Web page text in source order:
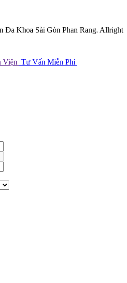
Đa Khoa Sài Gòn Phan Rang. Allright
Viện Tư Vấn Miễn Phí